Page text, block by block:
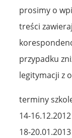
prosimy o
treści
przypadku
legitymacji z
terminy
14-16.12.2012
18-20.01.2013